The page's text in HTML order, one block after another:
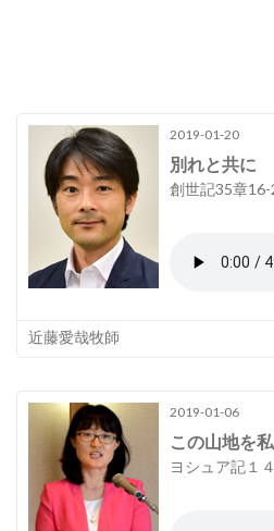
2019-01-20
別れと共に
創世記35章16-
近藤愛哉牧師
2019-01-06
この山地を
ヨシュア記１